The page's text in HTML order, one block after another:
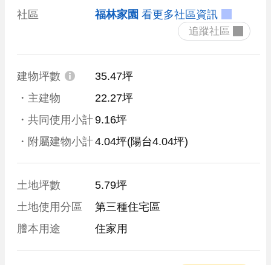
社區
福林家園 看更多社區資訊
建物坪數
35.47坪
・主建物
22.27坪
・共同使用小計9.16坪
・附屬建物小計4.04坪(陽台4.04坪)
土地坪數
5.79坪
土地使用分區
第三種住宅區
謄本用途
住家用